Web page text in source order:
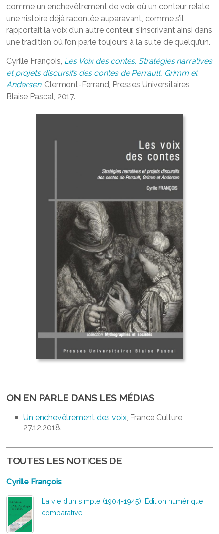
comme un enchevêtrement de voix où un conteur relate
une histoire déjà racontée auparavant, comme s’il
rapportait la voix d’un autre conteur, s’inscrivant ainsi dans
une tradition où l’on parle toujours à la suite de quelqu’un.
Cyrille François, Les Voix des contes. Stratégies narratives
et projets discursifs des contes de Perrault, Grimm et
Andersen, Clermont-Ferrand, Presses Universitaires
Blaise Pascal, 2017.
ON EN PARLE DANS LES MÉDIAS
Un enchevêtrement des voix, France Culture,
27.12.2018.
TOUTES LES NOTICES DE
Cyrille François
La vie d’un simple (1904-1945). Édition numérique
comparative